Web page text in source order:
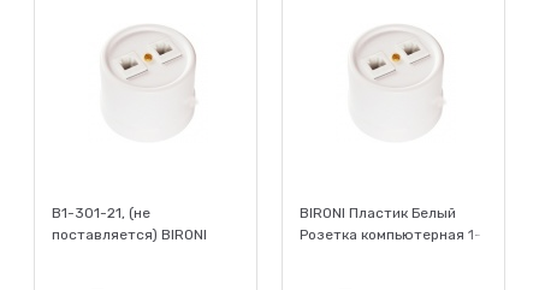
B1-301-21, (не
поставляется) BIRONI
BIRONI Пластик Белый
Розетка компьютерная 1-